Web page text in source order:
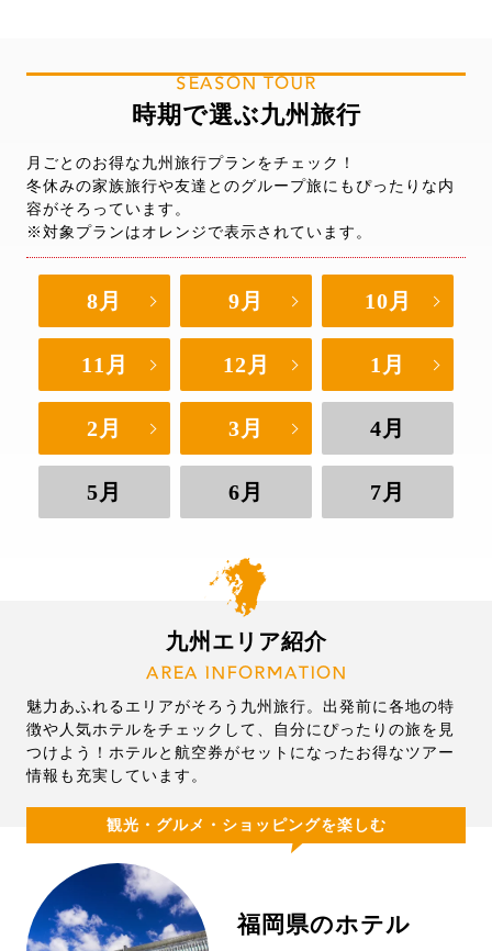
SEASON TOUR
時期で選ぶ九州旅行
月ごとのお得な九州旅行プランをチェック！
冬休みの家族旅行や友達とのグループ旅にもぴったりな内
容がそろっています。
※対象プランはオレンジで表示されています。
8月 9月 10月
11月 12月 1月
2月 3月 4月
5月 6月 7月
九州エリア紹介
AREA INFORMATION
魅力あふれるエリアがそろう九州旅行。出発前に各地の特
徴や人気ホテルをチェックして、自分にぴったりの旅を見
つけよう！ホテルと航空券がセットになったお得なツアー
情報も充実しています。
観光・グルメ・ショッピングを楽しむ
福岡県のホテル